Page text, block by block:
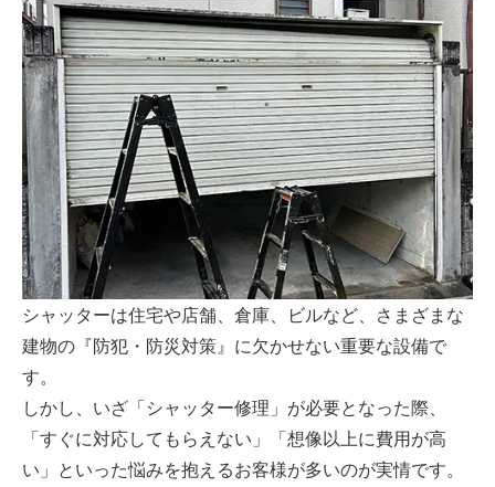
シャッターは住宅や店舗、倉庫、ビルなど、さまざまな
建物の『防犯・防災対策』に欠かせない重要な設備で
す。
しかし、いざ「シャッター修理」が必要となった際、
「すぐに対応してもらえない」「想像以上に費用が高
い」といった悩みを抱えるお客様が多いのが実情です。